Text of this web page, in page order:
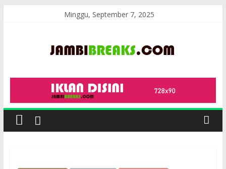
Minggu, September 7, 2025
JambiBreaks